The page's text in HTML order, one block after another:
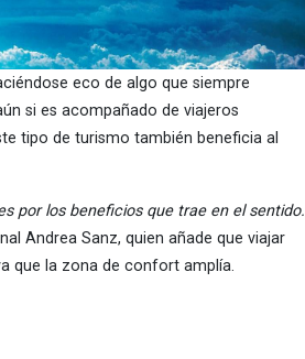
eco de algo que siempre
si es acompañado de viajeros
tipo de turismo también beneficia al
por los beneficios que trae en el sentido.
Andrea Sanz, quien añade que viajar
que la zona de confort amplía.